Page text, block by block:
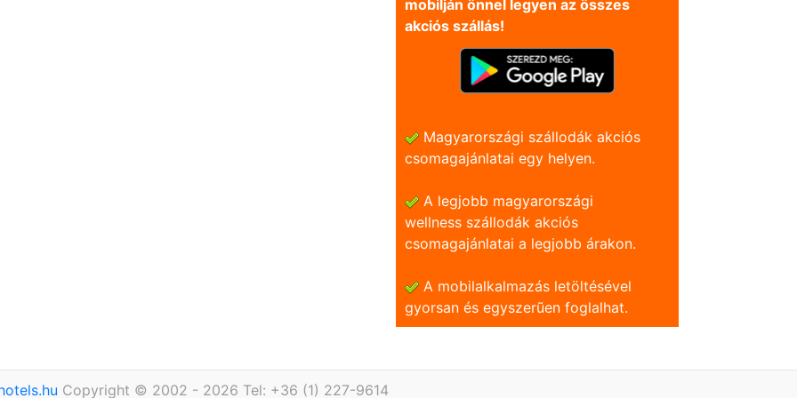
mobilján önnel legyen az összes
akciós szállás!
Magyarországi szállodák akciós
csomagajánlatai egy helyen.
A legjobb magyarországi
wellness szállodák akciós
csomagajánlatai a legjobb árakon.
A mobilalkalmazás letöltésével
gyorsan és egyszerũen foglalhat.
Copyright © 2002 - 2026 Tel: +36 (1) 227-9614